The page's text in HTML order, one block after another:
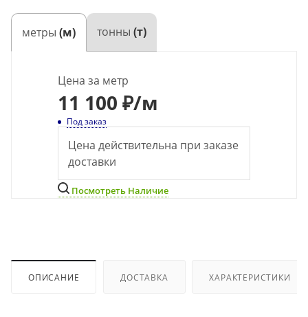
метры (м) тонны (т)
Цена за метр
11 100 ₽/м
Под заказ
Цена действительна при заказе
доставки
Посмотреть Наличие
ОПИСАНИЕ ДОСТАВКА ХАРАКТЕРИСТИКИ